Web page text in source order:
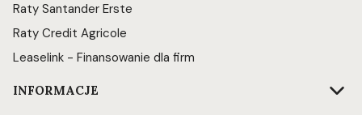
Raty Santander Erste
Raty Credit Agricole
Leaselink - Finansowanie dla firm
INFORMACJE